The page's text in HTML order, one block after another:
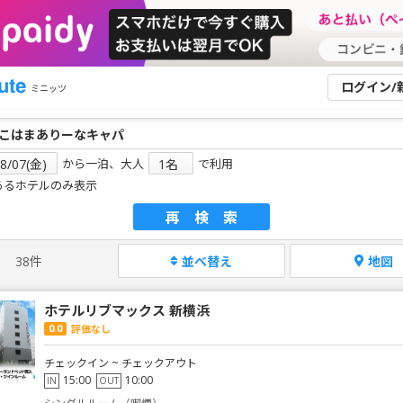
ミニッツ ログイン/
から一泊、大人
で利用
るホテルのみ表示
再検索
38件 並べ替え 地図
ホテルリブマックス 新横浜
0.0 評価なし
チェックイン ~ チェックアウト
IN 15:00 OUT 10:00